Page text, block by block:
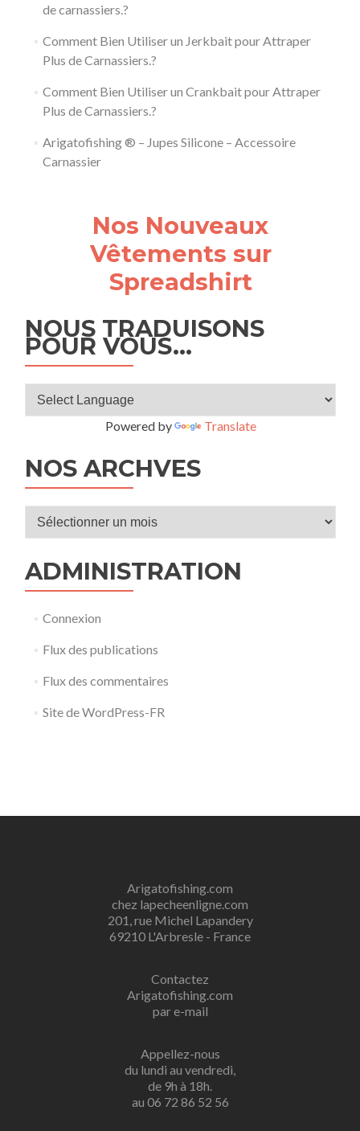
de carnassiers.?
Comment Bien Utiliser un Jerkbait pour Attraper
Plus de Carnassiers.?
Comment Bien Utiliser un Crankbait pour Attraper
Plus de Carnassiers.?
Arigatofishing ® – Jupes Silicone – Accessoire
Carnassier
Nos Nouveaux
Vêtements sur
Spreadshirt
NOUS TRADUISONS
POUR VOUS…
Powered by Translate
NOS ARCHVES
Nos
ADMINISTRATION
Connexion
Flux des publications
Flux des commentaires
Site de WordPress-FR
Arigatofishing.com
chez lapecheenligne.com
201, rue Michel Lapandery
69210 L'Arbresle - France
Contactez
Arigatofishing.com
par e-mail
Appellez-nous
du lundi au vendredi,
de 9h à 18h.
au 06 72 86 52 56